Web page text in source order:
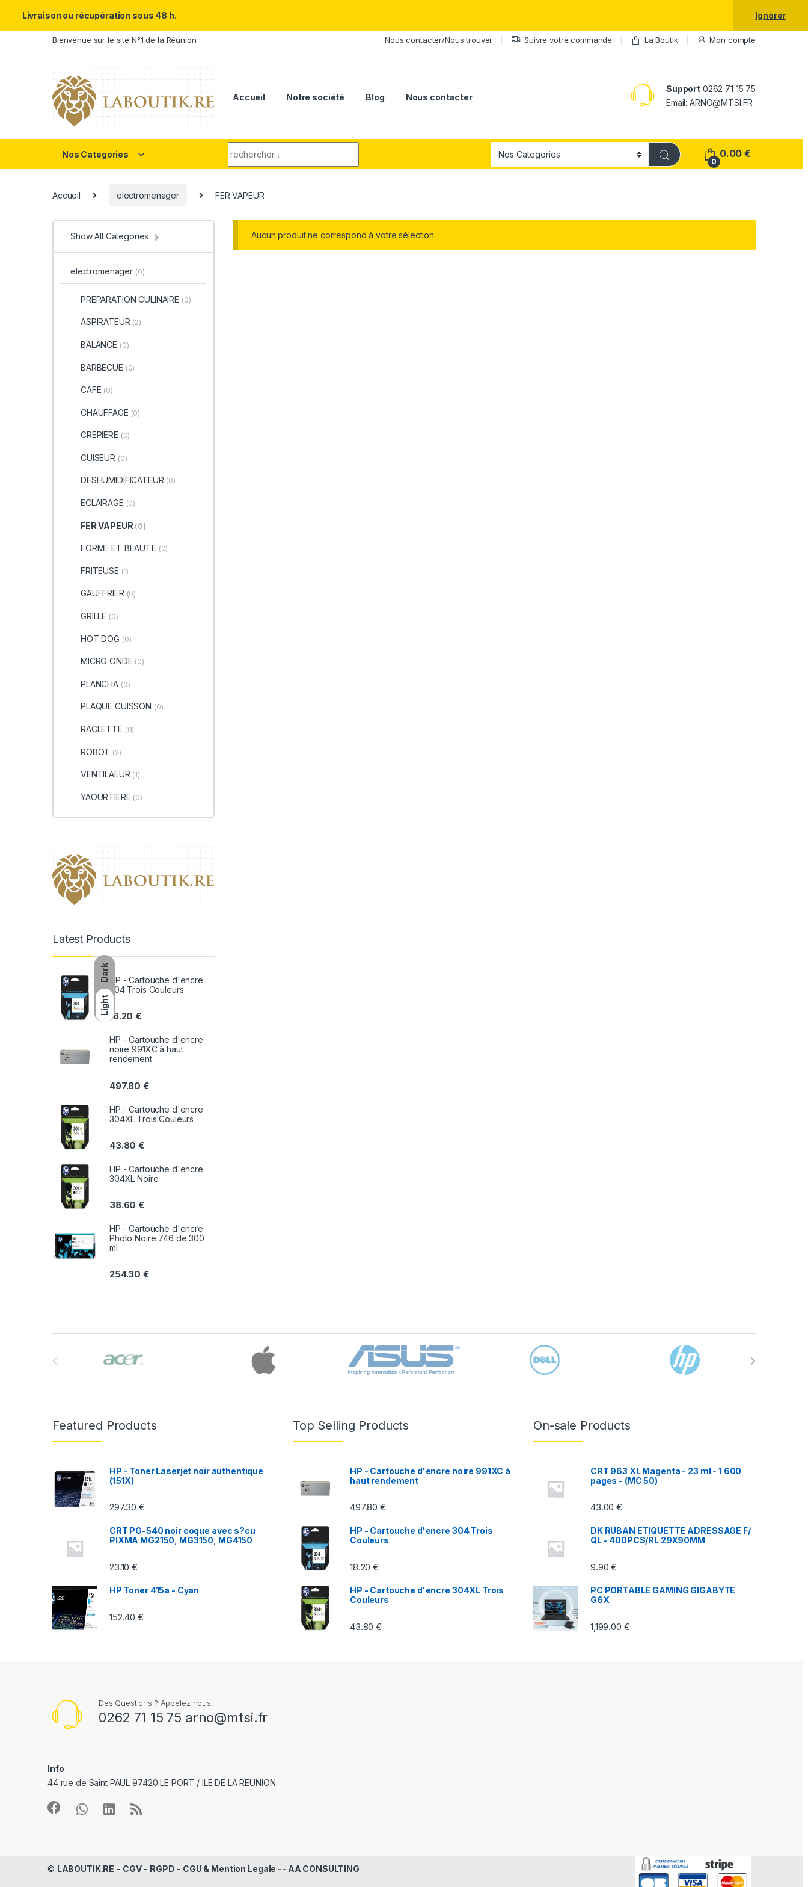
Dark
Light
Skip to navigation
Skip to contentBienvenue sur le site N°1 de la Réunion Nous contacter/Nous trouver Suivre votre commande La Boutik Mon compte
Accueil Notre société Blog Nous contacter
Support0262 71 15 75
Email: ARNO@MTSI.FR
Nos Categories
0
0.00€
Accueil electromenager FER VAPEUR
Aucun produit ne correspond à votre sélection.
Show All Categories
electromenager (6)
PREPARATION CULINAIRE (0)
ASPIRATEUR (2)
BALANCE (0)
BARBECUE (0)
CAFE (0)
CHAUFFAGE (0)
CREPIERE (0)
CUISEUR (0)
DESHUMIDIFICATEUR (0)
ECLAIRAGE (0)
FER VAPEUR (0)
FORME ET BEAUTE (0)
FRITEUSE (1)
GAUFFRIER (0)
GRILLE (0)
HOT DOG (0)
MICRO ONDE (0)
PLANCHA (0)
PLAQUE CUISSON (0)
RACLETTE (0)
ROBOT (2)
VENTILAEUR (1)
YAOURTIERE (0)
Latest Products
HP - Cartouche d'encre
304 Trois Couleurs
18.20€
HP - Cartouche d'encre
noire 991XC à haut
rendement
497.80€
HP - Cartouche d'encre
304XL Trois Couleurs
43.80€
HP - Cartouche d'encre
304XL Noire
38.60€
HP - Cartouche d'encre
Photo Noire 746 de 300
ml
254.30€
Featured Products
HP - Toner Laserjet noir authentique
(151X)
297.30€
CRT PG-540 noir coque avec s?cu
PIXMA MG2150, MG3150, MG4150
23.10€
HP Toner 415a - Cyan
152.40€
Top Selling Products
HP - Cartouche d'encre noire 991XC à
haut rendement
497.80€
HP - Cartouche d'encre 304 Trois
Couleurs
18.20€
HP - Cartouche d'encre 304XL Trois
Couleurs
43.80€
On-sale Products
CRT 963 XL Magenta - 23 ml - 1 600
pages - (MC 50)
43.00€
DK RUBAN ETIQUETTE ADRESSAGE F/
QL - 400PCS/RL 29X90MM
9.90€
PC PORTABLE GAMING GIGABYTE
G6X
1,199.00 €
Des Questions ? Appelez nous!
0262 71 15 75 arno@mtsi.fr
Info
44 rue de Saint PAUL 97420 LE PORT / ILE DE LA REUNION
© LABOUTIK.RE - CGV- RGPD - CGU & Mention Legale -- AA CONSULTING
Livraison ou récupération sous 48 h. Ignorer